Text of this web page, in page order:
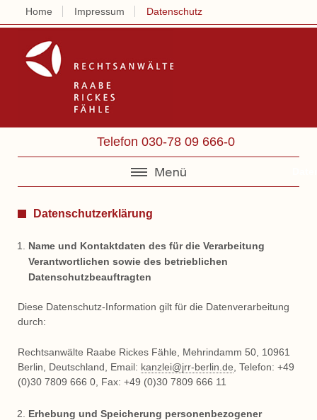
Home Impressum Datenschutz
Telefon 030-78 09 666-0
Datenschutzerklärung
Name und Kontaktdaten des für die Verarbeitung
Verantwortlichen sowie des betrieblichen
Datenschutzbeauftragten
Diese Datenschutz-Information gilt für die Datenverarbeitung
durch:
Rechtsanwälte Raabe Rickes Fähle, Mehrindamm 50, 10961
Berlin, Deutschland, Email: kanzlei@jrr-berlin.de, Telefon: +49
(0)30 7809 666 0, Fax: +49 (0)30 7809 666 11
Erhebung und Speicherung personenbezogener